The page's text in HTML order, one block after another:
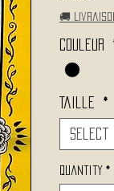
🚚
Couleur
Taille *
Select
Quantity *